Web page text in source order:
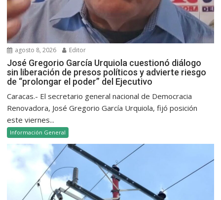
agosto 8, 2026 Editor
José Gregorio García Urquiola cuestionó diálogo
sin liberación de presos políticos y advierte riesgo
de “prolongar el poder” del Ejecutivo
Caracas.- El secretario general nacional de Democracia
Renovadora, José Gregorio García Urquiola, fijó posición
este viernes...
Información General